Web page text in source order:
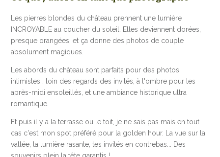
Les pierres blondes du château prennent une lumière
INCROYABLE au coucher du soleil. Elles deviennent dorées,
presque orangées, et ça donne des photos de couple
absolument magiques.
Les abords du château sont parfaits pour des photos
intimistes : loin des regards des invités, à l'ombre pour les
après-midi ensoleillés, et une ambiance historique ultra
romantique.
Et puis il y a la terrasse ou le toit, je ne sais pas mais en tout
cas c'est mon spot préféré pour la golden hour. La vue sur la
vallée, la lumière rasante, tes invités en contrebas... Des
souvenirs plein la tête garantis !